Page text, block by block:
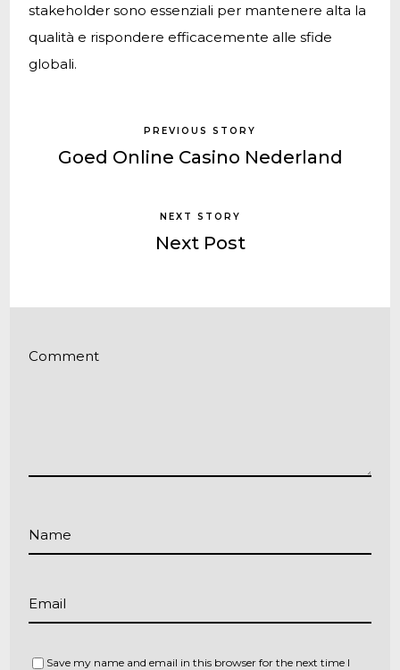
stakeholder sono essenziali per mantenere alta la
qualità e rispondere efficacemente alle sfide
globali.
PREVIOUS STORY
Goed Online Casino Nederland
NEXT STORY
Next Post
Comment
Name
Email
Save my name and email in this browser for the next time I